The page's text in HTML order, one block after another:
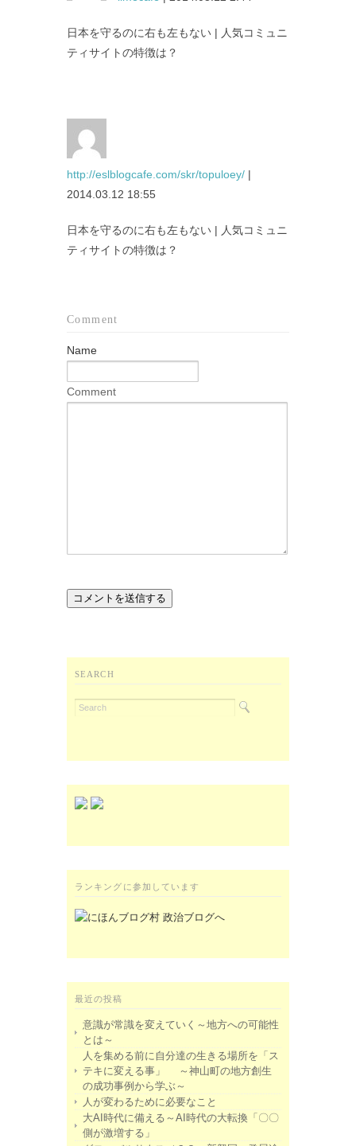
日本を守るのに右も左もない | 人気コミュニ
ティサイトの特徴は？
http://eslblogcafe.com/skr/topuloey/ |
2014.03.12 18:55
日本を守るのに右も左もない | 人気コミュニ
ティサイトの特徴は？
Comment
Name
Comment
SEARCH
ランキングに参加しています
最近の投稿
意識が常識を変えていく～地方への可能性
とは～
人を集める前に自分達の生きる場所を「ス
テキに変える事」 ～神山町の地方創生
の成功事例から学ぶ～
人が変わるために必要なこと
大AI時代に備える～AI時代の大転換「〇〇
側が激増する」